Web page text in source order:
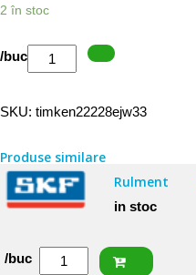
2 în stoc
Cantitate
TIMKEN
/buc
SKU: timken22228ejw33
Produse similare
Rulment
in stoc
Cantitate
/buc